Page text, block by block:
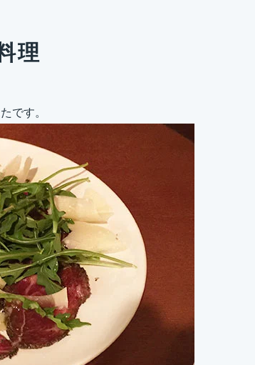
理
です。